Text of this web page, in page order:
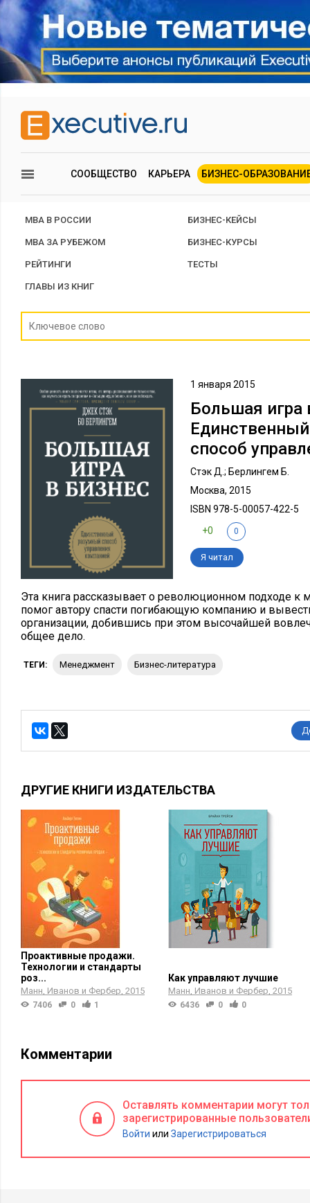
СООБЩЕСТВО КАРЬЕРА БИЗНЕС-
MBA В РОССИИ
MBA ЗА РУБЕЖОМ
РЕЙТИНГИ
ГЛАВЫ ИЗ КНИГ
БИЗНЕС-КЕЙСЫ
БИЗНЕС-КУРСЫ
ТЕСТЫ
1 января 2015
Большая игра
способ
Стэк Д.; Берлингем Б.
Москва, 2015
ISBN 978-5-00057-422-5
+0
0
Я читал
Эта книга рассказывает о революционном подходе к
помог автору спасти погибающую компанию и
организации, добившись при этом высочайшей
общее дело.
ТЕГИ: менеджмент бизнес-литература
ДРУГИЕ КНИГИ ИЗДАТЕЛЬСТВА
Проактивные продажи.
Технологии и стандарты
роз...
Манн, Иванов и Фербер 2015
7406 0 1
Как управляют лучшие
Манн, Иванов и Фербер 2015
6436 0 0
Комментарии
Оставлять комментарии могут
зарегистрированные
Войти или Зарегистрироваться